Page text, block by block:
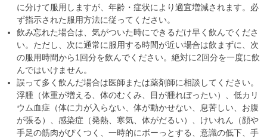
に分けて服用しますが、年齢・症状により適宜増減されます。必
ず指示された服用方法に従ってください。
飲み忘れた場合は、気がついた時にできるだけ早く飲んでくださ
い。ただし、次に通常に服用する時間が近い場合は飲まずに、次
の服用時間から1回分を飲んでください。絶対に2回分を一度に飲
んではいけません。
誤って多く飲んだ場合は医師または薬剤師に相談してください。
浮腫（体重が増える、体のむくみ、目が腫れぼったい）、低カリ
ウム血症（体に力が入らない、体が動かせない、息苦しい、お腹
が張る）、感染症（発熱、寒気、体がだるい）、けいれん（顔や
手足の筋肉がぴくつく、一時的にボーっとする、意識の低下、手